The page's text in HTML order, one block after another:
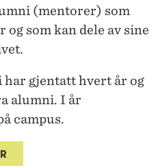
(mentorer) som
som kan dele av sine
har gjentatt hvert år og
alumni. I år
campus.